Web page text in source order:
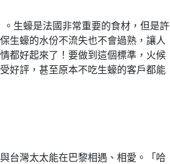
生蠔是法國非常重要的食材，但是許
生蠔的水份不流失也不會過熟，讓人
都好起來了！要做到這個標準，火候
好評，甚至原本不吃生蠔的客戶都能
台灣太太能在巴黎相遇、相愛。「哈